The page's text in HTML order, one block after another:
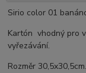
Sirio color 01
Kartón vhodný pro
vyřezávání.
Rozměr 30,5x30,5cm.